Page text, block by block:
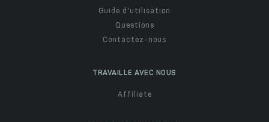
Guide d'utilisation
Questions
Contactez-nous
TRAVAILLE AVEC NOUS
Affiliate